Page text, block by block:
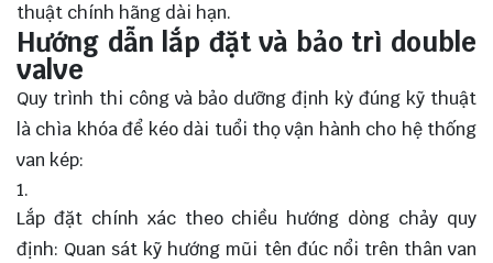
thuật chính hãng dài hạn.
Hướng dẫn lắp đặt và bảo trì double
valve
Quy trình thi công và bảo dưỡng định kỳ đúng kỹ thuật
là chìa khóa để kéo dài tuổi thọ vận hành cho hệ thống
van kép:
Lắp đặt chính xác theo chiều hướng dòng chảy quy
định: Quan sát kỹ hướng mũi tên đúc nổi trên thân van